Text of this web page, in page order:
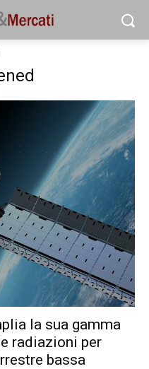
la sua gamma
radiazioni per
bassa